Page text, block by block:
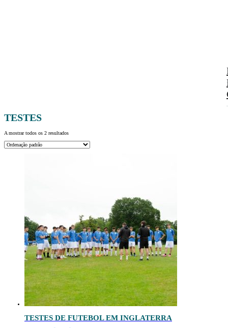
TESTES
A mostrar todos os 2 resultados
TESTES DE FUTEBOL EM INGLATERRA